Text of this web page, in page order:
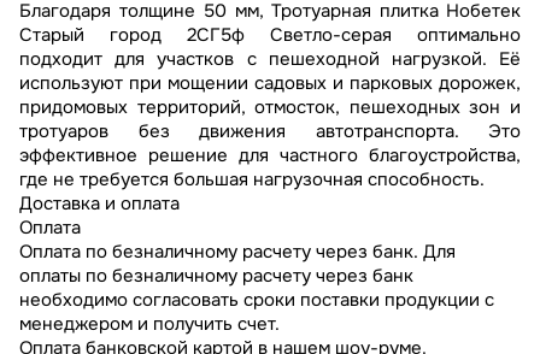
Благодаря толщине 50 мм, Тротуарная плитка Нобетек
Старый город 2СГ5ф Светло-серая оптимально
подходит для участков с пешеходной нагрузкой. Её
используют при мощении садовых и парковых дорожек,
придомовых территорий, отмосток, пешеходных зон и
тротуаров без движения автотранспорта. Это
эффективное решение для частного благоустройства,
где не требуется большая нагрузочная способность.
Доставка и оплата
Оплата
Оплата по безналичному расчету через банк. Для
оплаты по безналичному расчету через банк
необходимо согласовать сроки поставки продукции с
менеджером и получить счет.
Оплата банковской картой в нашем шоу-руме.